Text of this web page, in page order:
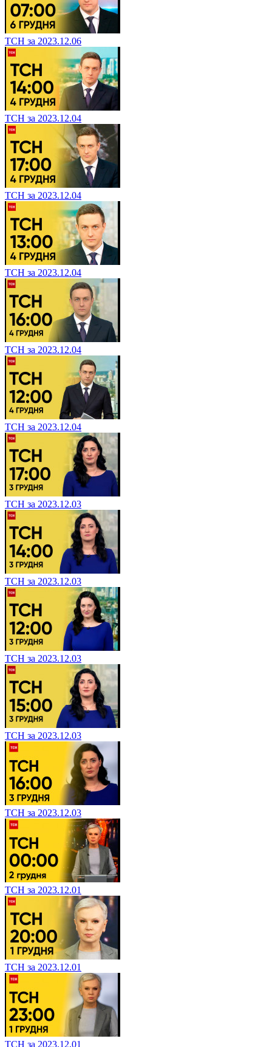
ТСН за 2023.12.06
ТСН за 2023.12.04
ТСН за 2023.12.04
ТСН за 2023.12.04
ТСН за 2023.12.04
ТСН за 2023.12.04
ТСН за 2023.12.03
ТСН за 2023.12.03
ТСН за 2023.12.03
ТСН за 2023.12.03
ТСН за 2023.12.03
ТСН за 2023.12.01
ТСН за 2023.12.01
ТСН за 2023.12.01